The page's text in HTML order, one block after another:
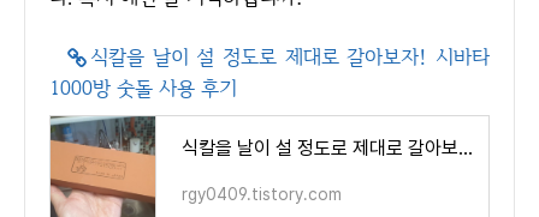
식칼을 날이 설 정도로 제대로 갈아보자! 시바타
1000방 숫돌 사용 후기
식칼을 날이 설 정도로 제대로 갈아보자! 시바타 1000방 숫돌 사용 후기
rgy0409.tistory.com